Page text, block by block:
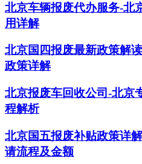
北京车辆报废代办服务-北
用详解
北京国四报废最新政策解
政策详解
北京报废车回收公司-北京
程解析
北京国五报废补贴政策详
请流程及金额